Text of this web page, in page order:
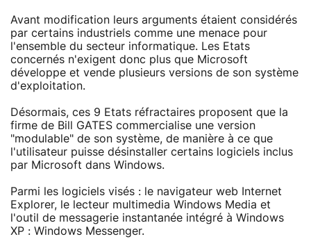
Avant modification leurs arguments étaient considérés
par certains industriels comme une menace pour
l'ensemble du secteur informatique. Les Etats
concernés n'exigent donc plus que Microsoft
développe et vende plusieurs versions de son système
d'exploitation.
Désormais, ces 9 Etats réfractaires proposent que la
firme de Bill GATES commercialise une version
"modulable" de son système, de manière à ce que
l'utilisateur puisse désinstaller certains logiciels inclus
par Microsoft dans Windows.
Parmi les logiciels visés : le navigateur web Internet
Explorer, le lecteur multimedia Windows Media et
l'outil de messagerie instantanée intégré à Windows
XP : Windows Messenger.